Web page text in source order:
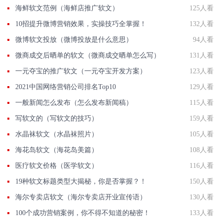
海鲜软文范例（海鲜店推广软文） 125人看
10招提升微博营销效果，实操技巧全掌握！ 132人看
微博软文投放（微博投放是什么意思） 94人看
微商成交后晒单的软文（微商成交晒单怎么写） 131人看
一元夺宝的推广软文（一元夺宝开发方案） 123人看
2021中国网络营销公司排名Top10 129人看
一般新闻怎么发布（怎么发布新闻稿） 115人看
写软文的（写软文的技巧） 159人看
水晶袜软文（水晶袜照片） 105人看
海花岛软文（海花岛美篇） 108人看
医疗软文价格（医学软文） 116人看
19种软文标题类型大揭秘，你是否掌握？！ 150人看
海尔专卖店软文（海尔专卖店开业宣传语） 130人看
100个成功营销案例，你不得不知道的秘密！ 133人看